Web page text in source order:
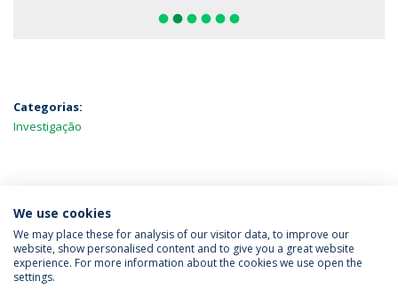
fiber_manual_record fiber_manual_record fiber_manual_record fiber_manual_record fiber_manual_record fiber_manual_record
Categorias:
Investigação
MAIS NOTÍCIAS
Política de Privacidade
Termos & Condições
We use cookies
We may place these for analysis of our visitor data, to improve our
website, show personalised content and to give you a great website
experience. For more information about the cookies we use open the
settings.